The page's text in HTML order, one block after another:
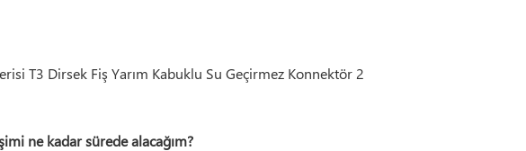
ne kadar sürede alacağım?